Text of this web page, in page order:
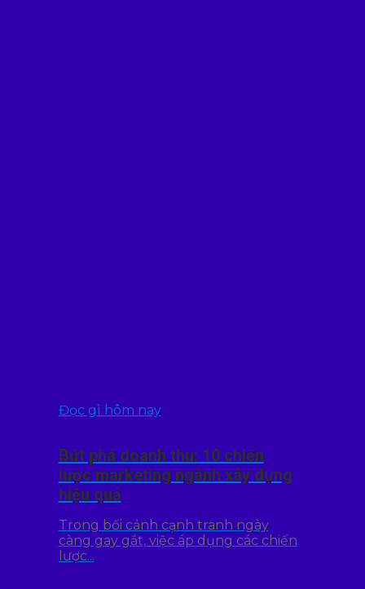
Đọc gì hôm nay
Bứt phá doanh thu: 10 chiến
lược marketing ngành xây dựng
hiệu quả
Trong bối cảnh cạnh tranh ngày
càng gay gắt, việc áp dụng các chiến
lược...